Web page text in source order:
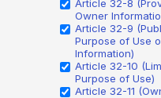
Article 32-8
Owner
Article 32-9
Purpose of Use
Information)
Article 32-10
Purpose of Use)
Article 32-11